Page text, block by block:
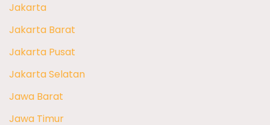
Jakarta
Jakarta Barat
Jakarta Pusat
Jakarta Selatan
Jawa Barat
Jawa Timur